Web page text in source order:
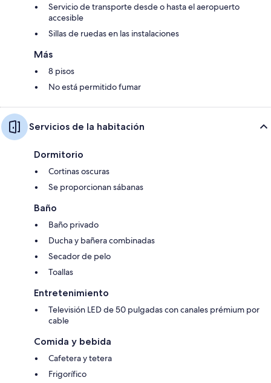
Servicio de transporte desde o hasta el aeropuerto
accesible
Sillas de ruedas en las instalaciones
Más
8 pisos
No está permitido fumar
Servicios de la habitación
Dormitorio
Cortinas oscuras
Se proporcionan sábanas
Baño
Baño privado
Ducha y bañera combinadas
Secador de pelo
Toallas
Entretenimiento
Televisión LED de 50 pulgadas con canales prémium por
cable
Comida y bebida
Cafetera y tetera
Frigorífico